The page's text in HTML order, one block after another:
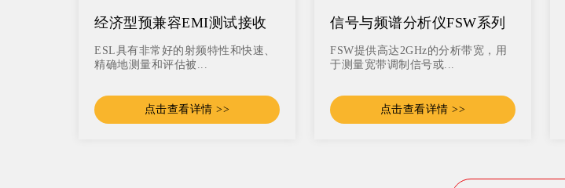
经济型预兼容EMI测试接收
机ESL系列
ESL具有非常好的射频特性和快速、
精确地测量和评估被...
点击查看详情 >>
信号与频谱分析仪FSW系列
FSW提供高达2GHz的分析带宽，用
于测量宽带调制信号或...
点击查看详情 >>